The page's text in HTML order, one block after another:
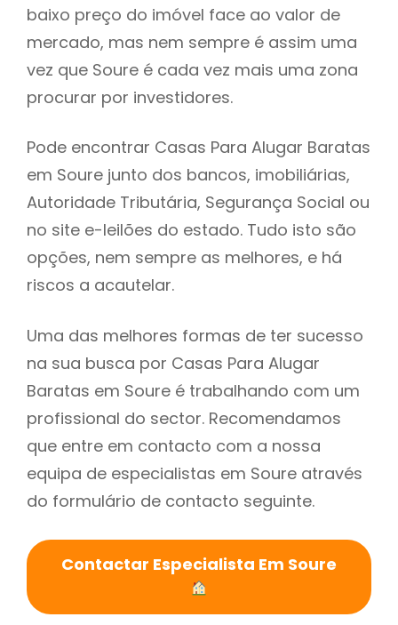
baixo preço do imóvel face ao valor de
mercado, mas nem sempre é assim uma
vez que Soure é cada vez mais uma zona
procurar por investidores.
Pode encontrar Casas Para Alugar Baratas
em Soure junto dos bancos, imobiliárias,
Autoridade Tributária, Segurança Social ou
no site e-leilões do estado. Tudo isto são
opções, nem sempre as melhores, e há
riscos a acautelar.
Uma das melhores formas de ter sucesso
na sua busca por Casas Para Alugar
Baratas em Soure é trabalhando com um
profissional do sector. Recomendamos
que entre em contacto com a nossa
equipa de especialistas em Soure através
do formulário de contacto seguinte.
Contactar Especialista Em Soure